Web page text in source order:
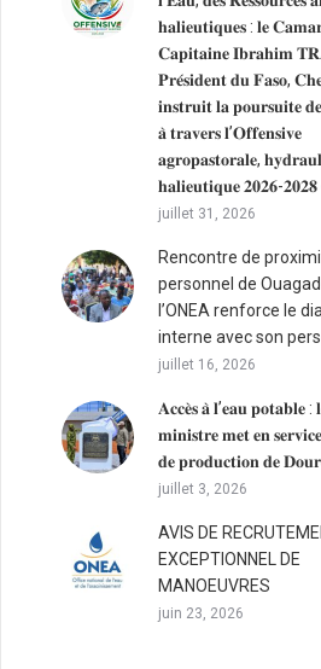
𝐡𝐚𝐥𝐢𝐞𝐮𝐭𝐢𝐪𝐮𝐞𝐬 : 𝐥𝐞
𝐂𝐚𝐩𝐢𝐭𝐚𝐢𝐧𝐞 𝐈𝐛𝐫𝐚𝐡𝐢𝐦
𝐏𝐫𝐞́𝐬𝐢𝐝𝐞𝐧𝐭 𝐝𝐮 𝐅𝐚𝐬𝐨,
𝐢𝐧𝐬𝐭𝐫𝐮𝐢𝐭 𝐥𝐚 𝐩𝐨𝐮𝐫𝐬𝐮𝐢𝐭𝐞
𝐚̀ 𝐭𝐫𝐚𝐯𝐞𝐫𝐬 𝐥’𝐎𝐟𝐟𝐞𝐧𝐬𝐢𝐯𝐞
𝐚𝐠𝐫𝐨𝐩𝐚𝐬𝐭𝐨𝐫𝐚𝐥𝐞,
𝐡𝐚𝐥𝐢𝐞𝐮𝐭𝐢𝐪𝐮𝐞 𝟐𝟎𝟐𝟔-
juillet 31, 2026
Rencontre de
personnel de
l’ONEA renforce le
interne avec son
juillet 16, 2026
𝐀𝐜𝐜𝐞̀𝐬 𝐚̀ 𝐥’𝐞𝐚𝐮 𝐩𝐨𝐭𝐚𝐛𝐥𝐞 :
𝐦𝐢𝐧𝐢𝐬𝐭𝐫𝐞 𝐦𝐞𝐭 𝐞𝐧
𝐝𝐞 𝐩𝐫𝐨𝐝𝐮𝐜𝐭𝐢𝐨𝐧 𝐝𝐞
juillet 3, 2026
AVIS DE
EXCEPTIONNEL DE
MANOEUVRES
juin 23, 2026